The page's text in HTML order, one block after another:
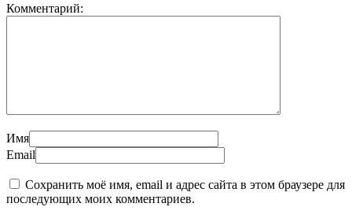
Комментарий:
Имя
Email
Сохранить моё имя, email и адрес сайта в этом браузере для
последующих моих комментариев.